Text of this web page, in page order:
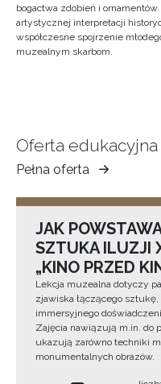
bogactwa zdobień i
artystycznej interpretacji
współczesne spojrzenie
muzealnym skarbom.
Oferta edukacyjna
Pełna oferta
Muzeum
Ziemi
JAK
SZTUKA ILUZJI
„KINO PRZED
Lekcja muzealna dotyczy
zjawiska łączącego
immersyjnego
Zajęcia nawiązują m.in. do
ukazują zarówno techniki
monumentalnych obrazów.